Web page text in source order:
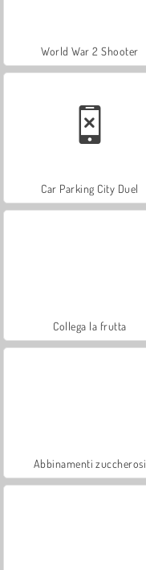
World War 2 Shooter
Car Parking City Duel
Collega la frutta
Abbinamenti zuccherosi